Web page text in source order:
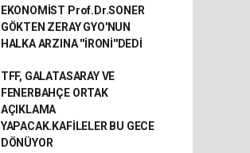
EKONOMİST Prof.Dr.SONER
GÖKTEN ZERAY GYO'NUN
HALKA ARZINA ''İRONİ''DEDİ
TFF, GALATASARAY VE
FENERBAHÇE ORTAK
AÇIKLAMA
YAPACAK.KAFİLELER BU GECE
DÖNÜYOR